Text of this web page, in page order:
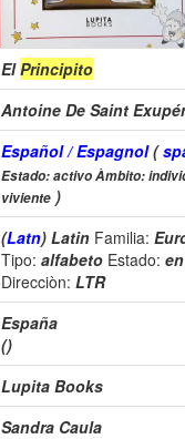
ElPrincipito
Antoine De Saint
Español / Espagnol(
Estado: activo Àmbito:
viviente )
(Latn) Latin Familia:
Tipo: alfabeto Estado:
Direcciòn: LTR
España
()
Lupita Books
Sandra Caula